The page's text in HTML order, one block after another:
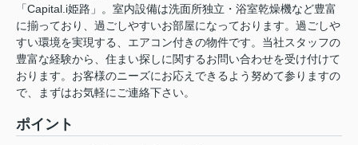
「Capital.i姫路」。室内設備は洗面所独立・浴室乾燥機など豊富
に揃っており、過ごしやすいお部屋になっております。過ごしや
すい環境を実現する、エアコン付きの物件です。当社スタッフの
豊富な経験から、住まい探しに関するお問い合わせを受け付けて
おります。お客様のニーズにお応えできるよう努めて参りますの
で、まずはお気軽にご連絡下さい。
ポイント